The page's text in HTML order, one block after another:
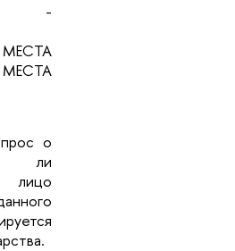
-
о
ли